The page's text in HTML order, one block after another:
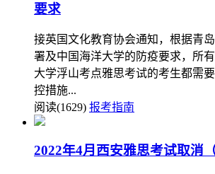
要求
接英国文化教育协会通知，根据青
署及中国海洋大学的防疫要求，所
大学浮山考点雅思考试的考生都需
控措施...
阅读(1629) 报考指南
2022年4月西安雅思考试取消